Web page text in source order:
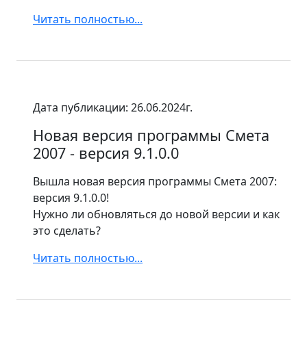
Читать полностью...
Дата публикации: 26.06.2024г.
Новая версия программы Смета
2007 - версия 9.1.0.0
Вышла новая версия программы Смета 2007:
версия 9.1.0.0!
Нужно ли обновляться до новой версии и как
это сделать?
Читать полностью...